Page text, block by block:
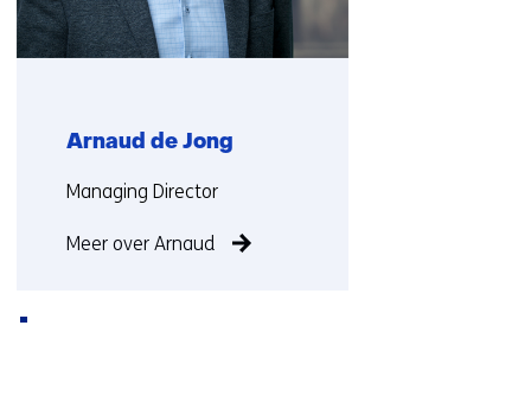
Arnaud de Jong
Functie:
Managing Director
Meer over Arnaud